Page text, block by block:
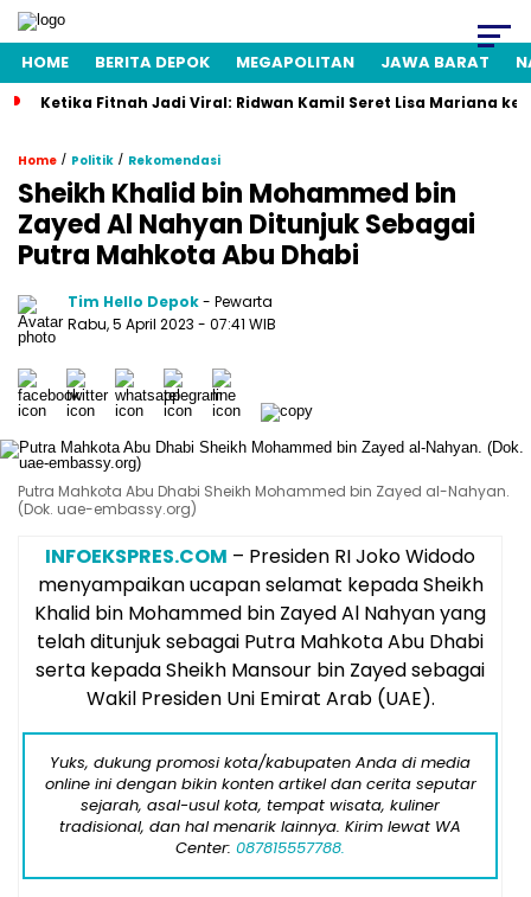
HOME BERITA DEPOK MEGAPOLITAN JAWA BARAT
Ketika Fitnah Jadi Viral: Ridwan Kamil Seret Lisa Mariana ke
Home / Politik / Rekomendasi
Sheikh Khalid bin Mohammed bin
Zayed Al Nahyan Ditunjuk Sebagai
Putra Mahkota Abu Dhabi
Tim Hello Depok- Pewarta
Rabu, 5 April 2023 - 07:41 WIB
Putra Mahkota Abu Dhabi Sheikh Mohammed bin Zayed al-Nahyan.
(Dok. uae-embassy.org)
INFOEKSPRES.COM – Presiden RI Joko Widodo
menyampaikan ucapan selamat kepada Sheikh
Khalid bin Mohammed bin Zayed Al Nahyan yang
telah ditunjuk sebagai Putra Mahkota Abu Dhabi
serta kepada Sheikh Mansour bin Zayed sebagai
Wakil Presiden Uni Emirat Arab (UAE).
Yuks, dukung promosi kota/kabupaten Anda di media
online ini dengan bikin konten artikel dan cerita seputar
sejarah, asal-usul kota, tempat wisata, kuliner
tradisional, dan hal menarik lainnya. Kirim lewat WA
Center:087815557788.